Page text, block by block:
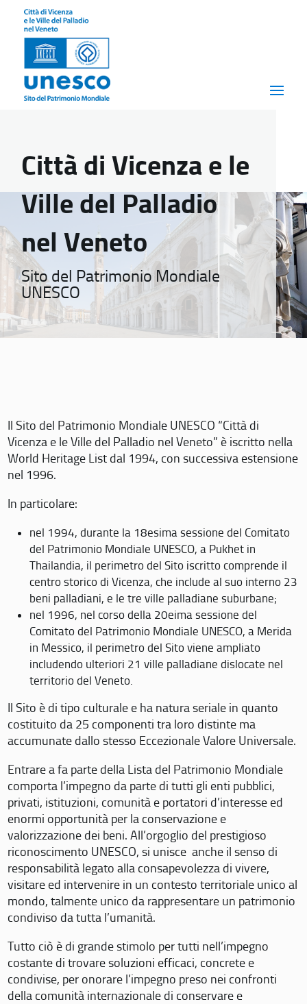
Città di Vicenza e le
Ville del Palladio
nel Veneto
Sito del Patrimonio Mondiale
UNESCO
Il Sito del Patrimonio Mondiale UNESCO “Città di
Vicenza e le Ville del Palladio nel Veneto” è iscritto nella
World Heritage List dal 1994, con successiva estensione
nel 1996.
In particolare:
nel 1994, durante la 18esima sessione del Comitato
del Patrimonio Mondiale UNESCO, a Pukhet in
Thailandia, il perimetro del Sito iscritto comprende il
centro storico di Vicenza, che include al suo interno 23
beni palladiani, e le tre ville palladiane suburbane;
nel 1996, nel corso della 20eima sessione del
Comitato del Patrimonio Mondiale UNESCO, a Merida
in Messico, il perimetro del Sito viene ampliato
includendo ulteriori 21 ville palladiane dislocate nel
territorio del Veneto.
Il Sito è di tipo culturale e ha natura seriale in quanto
costituito da 25 componenti tra loro distinte ma
accumunate dallo stesso Eccezionale Valore Universale.
Entrare a fa parte della Lista del Patrimonio Mondiale
comporta l’impegno da parte di tutti gli enti pubblici,
privati, istituzioni, comunità e portatori d’interesse ed
enormi opportunità per la conservazione e
valorizzazione dei beni. All’orgoglio del prestigioso
riconoscimento UNESCO, si unisce anche il senso di
responsabilità legato alla consapevolezza di vivere,
visitare ed intervenire in un contesto territoriale unico al
mondo, talmente unico da rappresentare un patrimonio
condiviso da tutta l’umanità.
Tutto ciò è di grande stimolo per tutti nell’impegno
costante di trovare soluzioni efficaci, concrete e
condivise, per onorare l’impegno preso nei confronti
della comunità internazionale di conservare e